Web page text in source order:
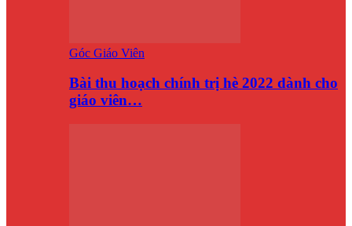
Góc Giáo Viên
Bài thu hoạch chính trị hè 2022 dành cho
giáo viên…